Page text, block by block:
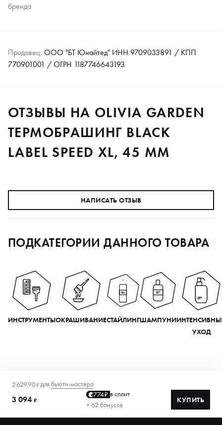
бренда
Продавец: ООО "БТ Юнайтед" ИНН 9709033891 / КПП
770901001 / ОГРН 1187746643193
ОТЗЫВЫ НА OLIVIA GARDEN
ТЕРМОБРАШИНГ BLACK
LABEL SPEED XL, 45 ММ
НАПИСАТЬ ОТЗЫВ
ПОДКАТЕГОРИИ ДАННОГО ТОВАРА
ИНСТРУМЕНТЫОКРАШИВАНИЕСТАЙЛИНГШАМПУНИ
УХОД
2 629,90₽ для бьюти-мастера
3 094 ₽
774₽ в сплит
+ 62 бонусов
КУПИТЬ